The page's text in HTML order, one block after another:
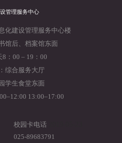
管理服务中心
化建设管理服务中心楼
馆后、档案馆东面
8：00 – 19：00
综合服务大厅
学生食堂东面
13:00–17:00
校园卡电话
025-89683791